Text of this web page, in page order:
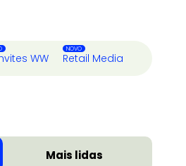
WW Retail Media
Mais lidas